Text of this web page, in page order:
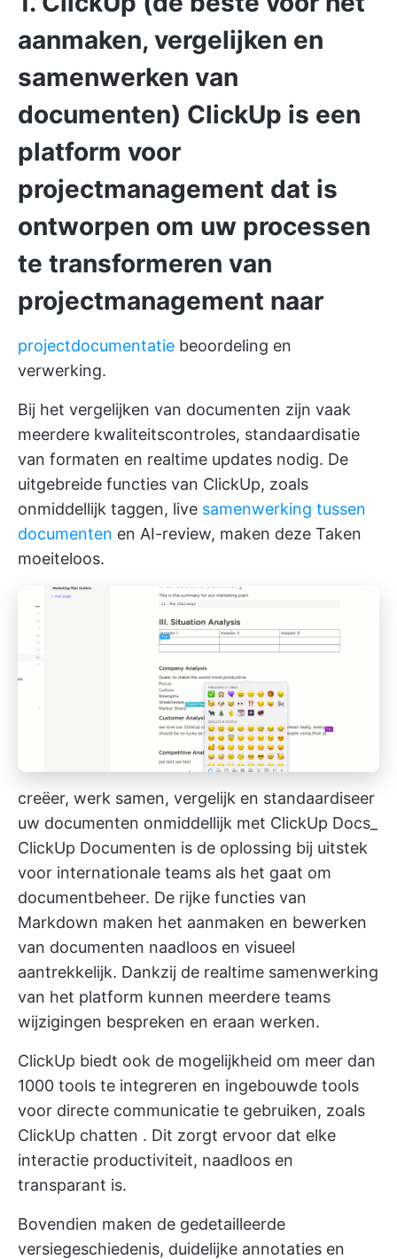
aanmaken, vergelijken en
samenwerken van
documenten) ClickUp is een
platform voor
projectmanagement dat is
ontworpen om uw processen
te transformeren van
projectmanagement naar
projectdocumentatie beoordeling en
verwerking.
Bij het vergelijken van documenten zijn vaak
meerdere kwaliteitscontroles, standaardisatie
van formaten en realtime updates nodig. De
uitgebreide functies van ClickUp, zoals
onmiddellijk taggen, live samenwerking tussen
documenten en AI-review, maken deze Taken
moeiteloos.
creëer, werk samen, vergelijk en standaardiseer
uw documenten onmiddellijk met ClickUp Docs_
ClickUp Documenten is de oplossing bij uitstek
voor internationale teams als het gaat om
documentbeheer. De rijke functies van
Markdown maken het aanmaken en bewerken
van documenten naadloos en visueel
aantrekkelijk. Dankzij de realtime samenwerking
van het platform kunnen meerdere teams
wijzigingen bespreken en eraan werken.
ClickUp biedt ook de mogelijkheid om meer dan
1000 tools te integreren en ingebouwde tools
voor directe communicatie te gebruiken, zoals
ClickUp chatten . Dit zorgt ervoor dat elke
interactie productiviteit, naadloos en
transparant is.
Bovendien maken de gedetailleerde
versiegeschiedenis, duidelijke annotaties en